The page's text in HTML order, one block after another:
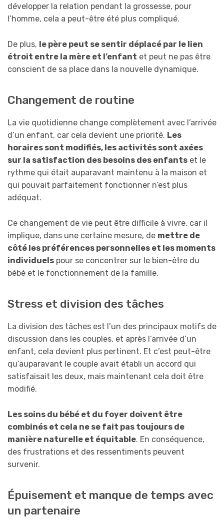
développer la relation pendant la grossesse, pour
l’homme, cela a peut-être été plus compliqué.
De plus, le père peut se sentir déplacé par le lien
étroit entre la mère et l’enfant et peut ne pas être
conscient de sa place dans la nouvelle dynamique.
Changement de routine
La vie quotidienne change complètement avec l’arrivée
d’un enfant, car cela devient une priorité. Les
horaires sont modifiés, les activités sont axées
sur la satisfaction des besoins des enfants et le
rythme qui était auparavant maintenu à la maison et
qui pouvait parfaitement fonctionner n’est plus
adéquat.
Ce changement de vie peut être difficile à vivre, car il
implique, dans une certaine mesure, de mettre de
côté les préférences personnelles et les moments
individuels pour se concentrer sur le bien-être du
bébé et le fonctionnement de la famille.
Stress et division des tâches
La division des tâches est l’un des principaux motifs de
discussion dans les couples, et après l’arrivée d’un
enfant, cela devient plus pertinent. Et c’est peut-être
qu’auparavant le couple avait établi un accord qui
satisfaisait les deux, mais maintenant cela doit être
modifié.
Les soins du bébé et du foyer doivent être
combinés et cela ne se fait pas toujours de
manière naturelle et équitable. En conséquence,
des frustrations et des ressentiments peuvent
survenir.
Épuisement et manque de temps avec
un partenaire